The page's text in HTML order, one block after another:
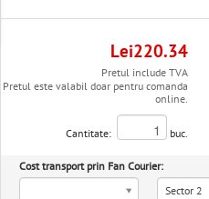
Lei220.34
Pretul include TVA
Pretul este valabil doar pentru comanda
online.
Cantitate: buc.
Cost transport prin Fan Courier:
Sector 2